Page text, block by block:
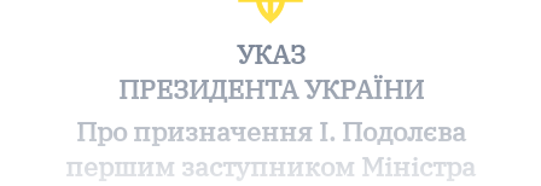
УКАЗ
ПРЕЗИДЕНТА УКРАЇНИ
Про призначення І. Подолєва
першим заступником Міністра